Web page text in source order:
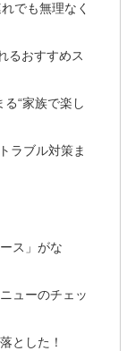
でも無理なく
るおすすめス
“家族で楽し
ラブル対策ま
ス」がな
ューのチェッ
とした！